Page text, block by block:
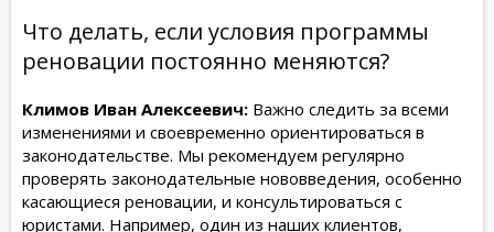
Что делать, если условия программы
реновации постоянно меняются?
Климов Иван Алексеевич: Важно следить за всеми
изменениями и своевременно ориентироваться в
законодательстве. Мы рекомендуем регулярно
проверять законодательные нововведения, особенно
касающиеся реновации, и консультироваться с
юристами. Например, один из наших клиентов,